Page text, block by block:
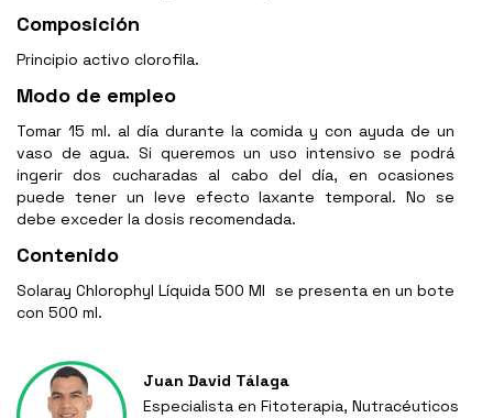
Composición
Principio activo clorofila.
Modo de empleo
Tomar 15 ml. al día durante la comida y con ayuda de un
vaso de agua. Si queremos un uso intensivo se podrá
ingerir dos cucharadas al cabo del día, en ocasiones
puede tener un leve efecto laxante temporal. No se
debe exceder la dosis recomendada.
Contenido
Solaray Chlorophyl Líquida 500 Ml se presenta en un bote
con 500 ml.
Juan David Tálaga
Especialista en Fitoterapia, Nutracéuticos